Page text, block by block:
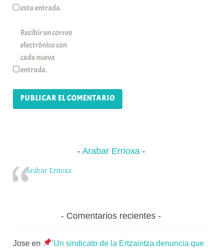
esta entrada.
Recibir un correo
electrónico con
cada nueva
entrada.
Arabar Errioxa
Arabar Errioxa
Comentarios recientes
Jose en
’Un sindicato de la Ertzaintza denuncia que